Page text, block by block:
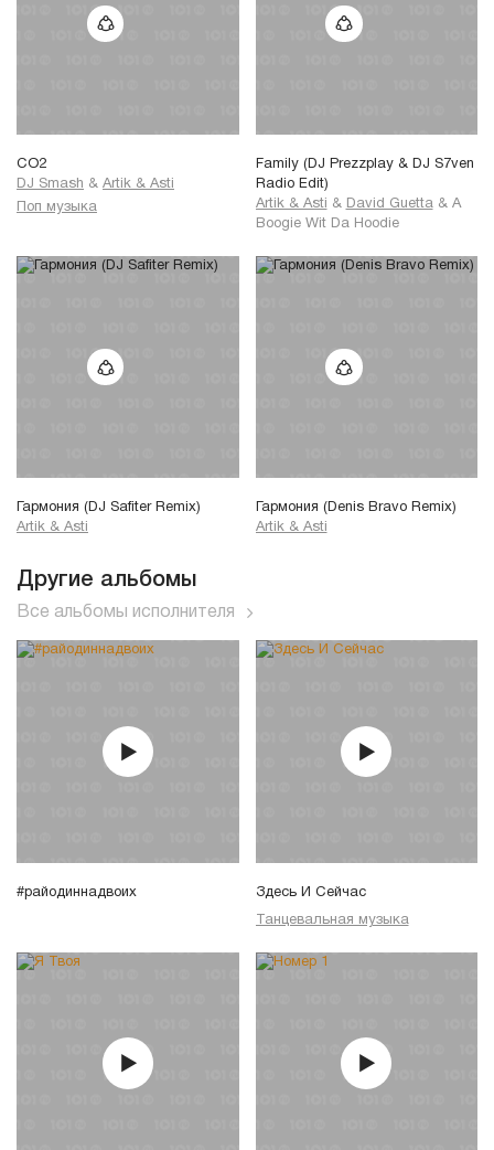
CO2
DJ Smash & Artik & Asti
Поп музыка
Family (DJ Prezzplay & DJ S7ven
Radio Edit)
Artik & Asti & David Guetta & A
Boogie Wit Da Hoodie
Гармония (DJ Safiter Remix)
Artik & Asti
Гармония (Denis Bravo Remix)
Artik & Asti
Другие альбомы
Все альбомы исполнителя
#райодиннадвоих Здесь И Сейчас
Танцевальная музыка